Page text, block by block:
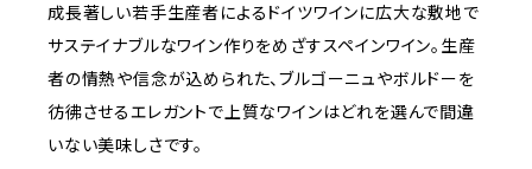
成長著しい若手生産者によるドイツワインに広大な敷地で
サステイナブルなワイン作りをめざすスペインワイン。生産
者の情熱や信念が込められた、ブルゴーニュやボルドーを
彷彿させるエレガントで上質なワインはどれを選んで間違
いない美味しさです。